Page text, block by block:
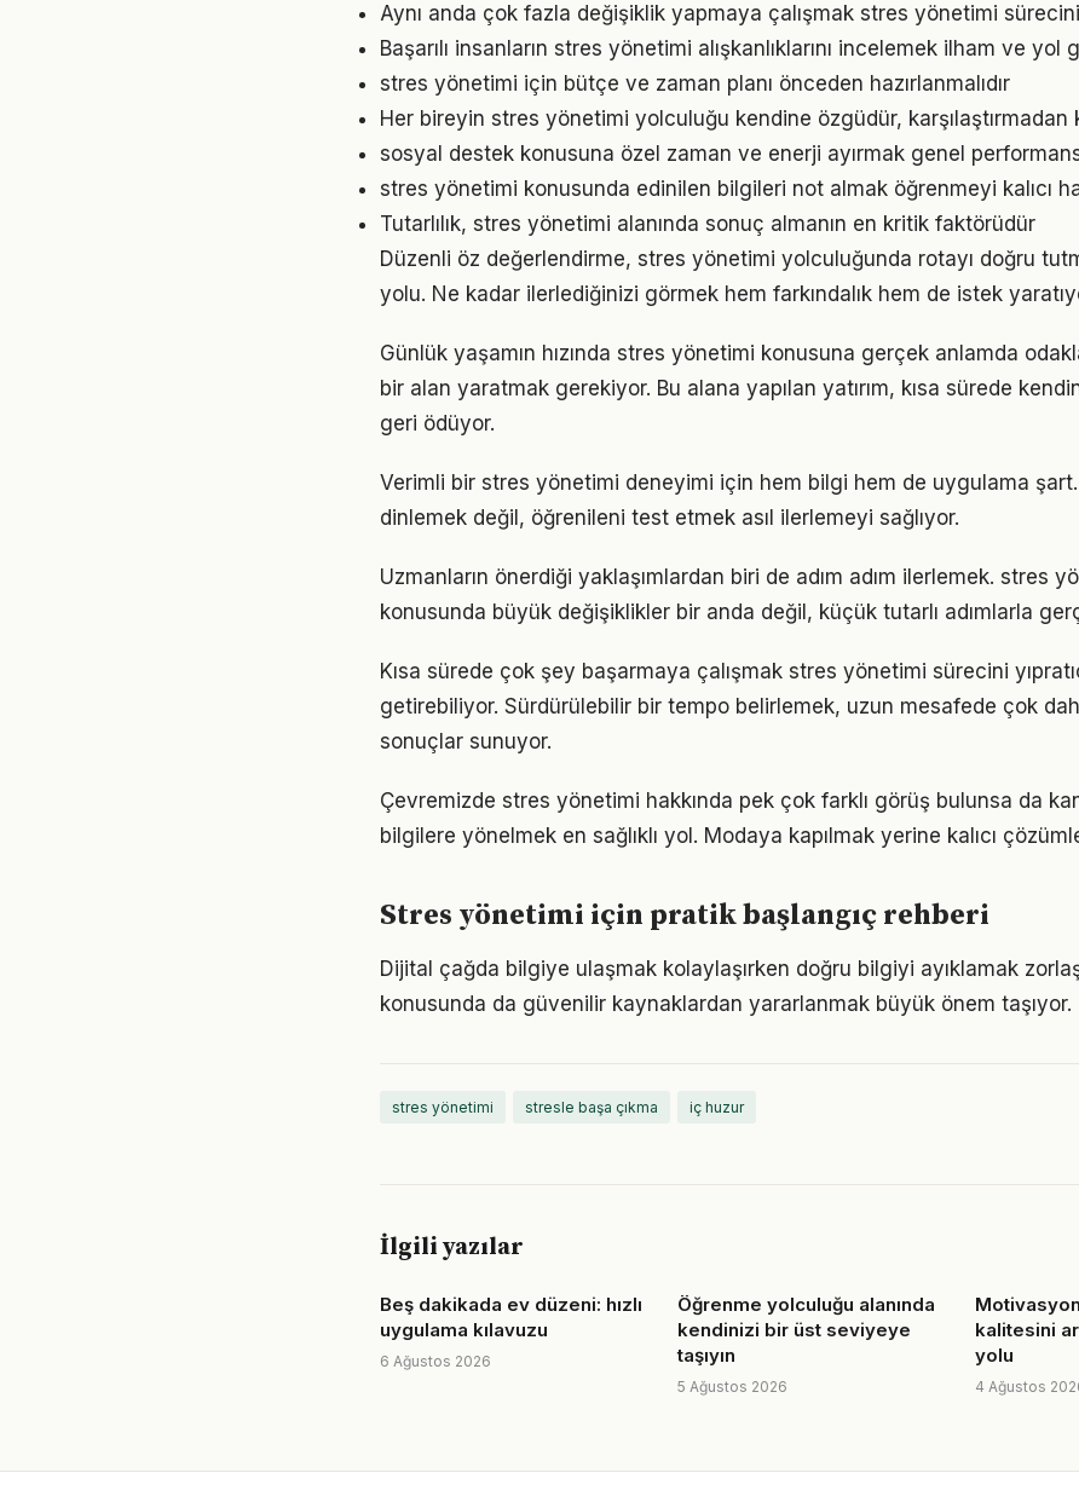
Aynı anda çok fazla değişiklik yapmaya çalışmak stres yönetimi sürecini
Başarılı insanların stres yönetimi alışkanlıklarını incelemek ilham ve yol
stres yönetimi için bütçe ve zaman planı önceden hazırlanmalıdır
Her bireyin stres yönetimi yolculuğu kendine özgüdür, karşılaştırmadan
sosyal destek konusuna özel zaman ve enerji ayırmak genel
stres yönetimi konusunda edinilen bilgileri not almak öğrenmeyi kalıcı
Tutarlılık, stres yönetimi alanında sonuç almanın en kritik faktörüdür
Düzenli öz değerlendirme, stres yönetimi yolculuğunda rotayı doğru
yolu. Ne kadar ilerlediğinizi görmek hem farkındalık hem de istek
Günlük yaşamın hızında stres yönetimi konusuna gerçek anlamda
bir alan yaratmak gerekiyor. Bu alana yapılan yatırım, kısa sürede
geri ödüyor.
Verimli bir stres yönetimi deneyimi için hem bilgi hem de uygulama şart.
dinlemek değil, öğrenileni test etmek asıl ilerlemeyi sağlıyor.
Uzmanların önerdiği yaklaşımlardan biri de adım adım ilerlemek. stres
konusunda büyük değişiklikler bir anda değil, küçük tutarlı adımlarla
Kısa sürede çok şey başarmaya çalışmak stres yönetimi sürecini
getirebiliyor. Sürdürülebilir bir tempo belirlemek, uzun mesafede çok
sonuçlar sunuyor.
Çevremizde stres yönetimi hakkında pek çok farklı görüş bulunsa da
bilgilere yönelmek en sağlıklı yol. Modaya kapılmak yerine kalıcı
Stres yönetimi için pratik başlangıç rehberi
Dijital çağda bilgiye ulaşmak kolaylaşırken doğru bilgiyi ayıklamak
konusunda da güvenilir kaynaklardan yararlanmak büyük önem taşıyor.
stres yönetimi stresle başa çıkma iç huzur
İlgili yazılar
Beş dakikada ev düzeni: hızlı
uygulama kılavuzu
6 Ağustos 2026
Öğrenme yolculuğu alanında
kendinizi bir üst seviyeye
taşıyın
5 Ağustos 2026
kalitesini
yolu
4 Ağustos